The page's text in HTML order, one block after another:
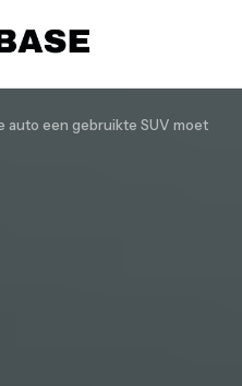
auto een gebruikte SUV moet